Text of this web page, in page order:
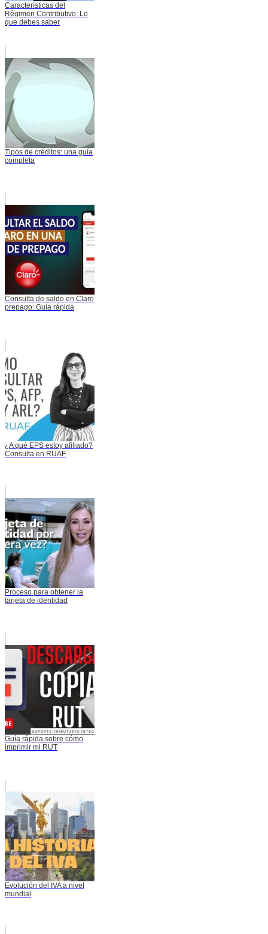
Características del
Régimen Contributivo: Lo
que debes saber
Tipos de créditos: una guía
completa
Consulta de saldo en Claro
prepago: Guía rápida
¿A qué EPS estoy afiliado?
Consulta en RUAF
Proceso para obtener la
tarjeta de identidad
Guía rápida sobre cómo
imprimir mi RUT
Evolución del IVA a nivel
mundial